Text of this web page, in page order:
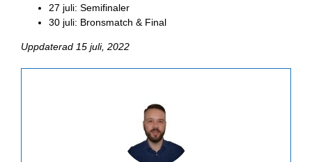
27 juli: Semifinaler
30 juli: Bronsmatch & Final
Uppdaterad 15 juli, 2022